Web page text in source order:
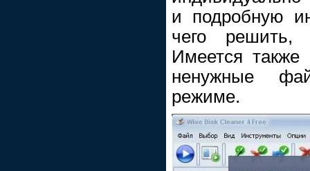
и подробную
чего решить,
Имеется также
ненужные
режиме.